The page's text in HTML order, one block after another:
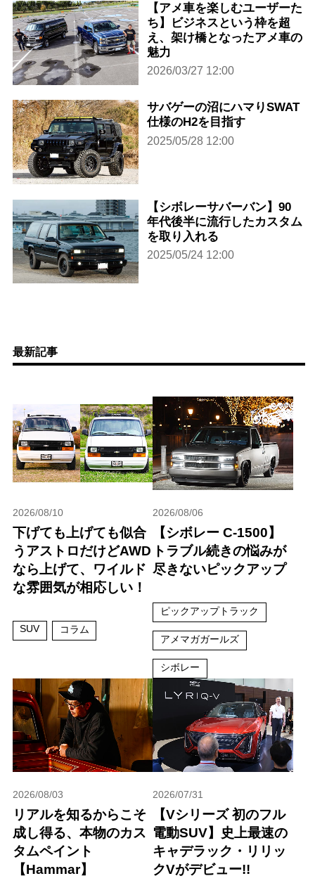
【アメ車を楽しむユーザーた
ち】ビジネスという枠を超
え、架け橋となったアメ車の
魅力
2026/03/27 12:00
サバゲーの沼にハマりSWAT
仕様のH2を目指す
2025/05/28 12:00
【シボレーサバーバン】90
年代後半に流行したカスタム
を取り入れる
2025/05/24 12:00
最新記事
2026/08/10
下げても上げても似合
うアストロだけどAWD
なら上げて、ワイルド
な雰囲気が相応しい！
SUV コラム
2026/08/06
【シボレー C-1500】
トラブル続きの悩みが
尽きないピックアップ
ピックアップトラック
アメマガガールズ
シボレー
2026/08/03
リアルを知るからこそ
成し得る、本物のカス
タムペイント
【Hammar】
2026/07/31
【Vシリーズ 初のフル
電動SUV】史上最速の
キャデラック・リリッ
クVがデビュー!!